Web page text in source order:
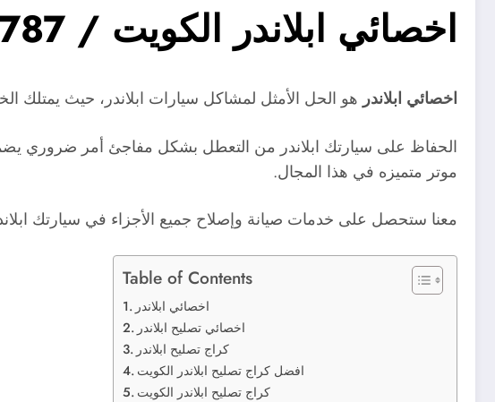
اخصائي ابلاندر الكويت / 99527787 / كراج تصليح سيارات ابلاندر
اخصائي ابلاندر هو الحل الأمثل لمشاكل سيارات ابلاندر، حيث يمتلك
الحفاظ على سيارتك ابلاندر من التعطل بشكل مفاجئ أمر ضروري
موتر متميزه في هذا المجال.
معنا ستحصل على خدمات صيانة وإصلاح جميع الأجزاء في سيارتك
Table of Contents
اخصائي ابلاندر
اخصائي تصليح ابلاندر
كراج تصليح ابلاندر
افضل كراج تصليح ابلاندر الكويت
كراج تصليح ابلاندر الكويت